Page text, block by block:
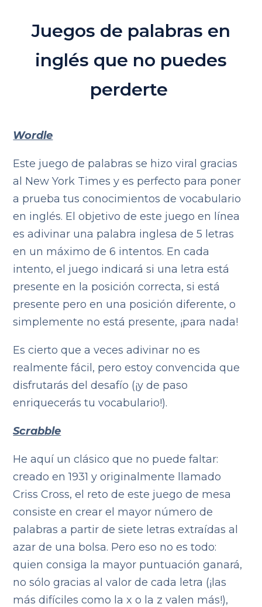
Juegos de palabras en
inglés que no puedes
perderte
Wordle
Este juego de palabras se hizo viral gracias
al New York Times y es perfecto para poner
a prueba tus conocimientos de vocabulario
en inglés. El objetivo de este juego en línea
es adivinar una palabra inglesa de 5 letras
en un máximo de 6 intentos. En cada
intento, el juego indicará si una letra está
presente en la posición correcta, si está
presente pero en una posición diferente, o
simplemente no está presente, ¡para nada!
Es cierto que a veces adivinar no es
realmente fácil, pero estoy convencida que
disfrutarás del desafío (¡y de paso
enriquecerás tu vocabulario!).
Scrabble
He aquí un clásico que no puede faltar:
creado en 1931 y originalmente llamado
Criss Cross, el reto de este juego de mesa
consiste en crear el mayor número de
palabras a partir de siete letras extraídas al
azar de una bolsa. Pero eso no es todo:
quien consiga la mayor puntuación ganará,
no sólo gracias al valor de cada letra (¡las
más difíciles como la x o la z valen más!),